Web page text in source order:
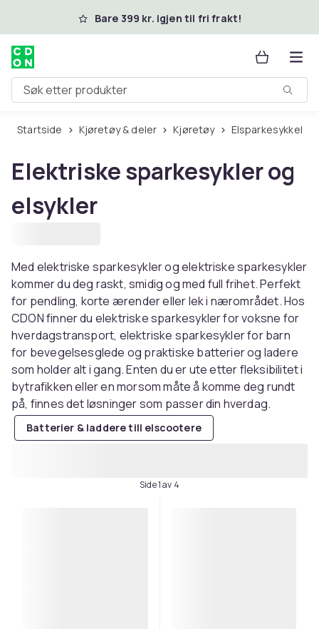
Hopp til hovedinnholdBare 399 kr. igjen til fri frakt!
Søk etter produkter
Startside Kjøretøy & deler Kjøretøy Elsparkesykkel
Elektriske sparkesykler og
elsykler
Med elektriske sparkesykler og elektriske sparkesykler
kommer du deg raskt, smidig og med full frihet. Perfekt
for pendling, korte ærender eller lek i nærområdet. Hos
CDON finner du elektriske sparkesykler for voksne for
hverdagstransport, elektriske sparkesykler for barn
for bevegelsesglede og praktiske batterier og ladere
som holder alt i gang. Enten du er ute etter fleksibilitet i
bytrafikken eller en morsom måte å komme deg rundt
på, finnes det løsninger som passer din hverdag.
Batterier & laddere till elscootere
Side 1 av 4